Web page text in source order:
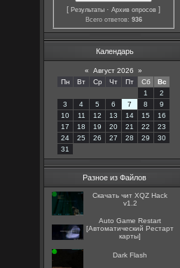
[Результаты ·Архив опросов ]
Всего ответов: 936
Календарь
« Август 2026
»
Пн
Вт Ср Чт Пт Сб
Вс
1
2
3
4 5 6 7 8
9
10
11 12 13 14 15
16
17
18 19 20 21 22
23
24
25 26 27 28 29
30
31
Разное из Файлов
Скачать чит XQZ Hack
v1.2
Auto Game Restart
[Автоматический Рестарт
карты]
Dark Flash